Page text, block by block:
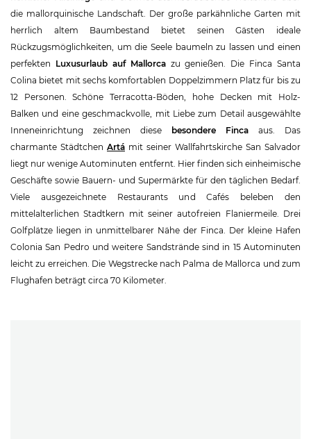
die mallorquinische Landschaft. Der große parkähnliche Garten mit
herrlich altem Baumbestand bietet seinen Gästen ideale
Rückzugsmöglichkeiten, um die Seele baumeln zu lassen und einen
perfekten Luxusurlaub auf Mallorcazu genießen. Die Finca Santa
Colina bietet mit sechs komfortablen Doppelzimmern Platz für bis zu
12 Personen. Schöne Terracotta-Böden, hohe Decken mit Holz-
Balken und eine geschmackvolle, mit Liebe zum Detail ausgewählte
Inneneinrichtung zeichnen diese besondere Finca aus. Das
charmante Städtchen Artá mit seiner Wallfahrtskirche San Salvador
liegt nur wenige Autominuten entfernt. Hier finden sich einheimische
Geschäfte sowie Bauern- und Supermärkte für den täglichen Bedarf.
Viele ausgezeichnete Restaurants und Cafés beleben den
mittelalterlichen Stadtkern mit seiner autofreien Flaniermeile. Drei
Golfplätze liegen in unmittelbarer Nähe der Finca. Der kleine Hafen
Colonia San Pedro und weitere Sandstrände sind in 15 Autominuten
leicht zu erreichen. Die Wegstrecke nach Palma de Mallorca und zum
Flughafen beträgt circa 70 Kilometer.